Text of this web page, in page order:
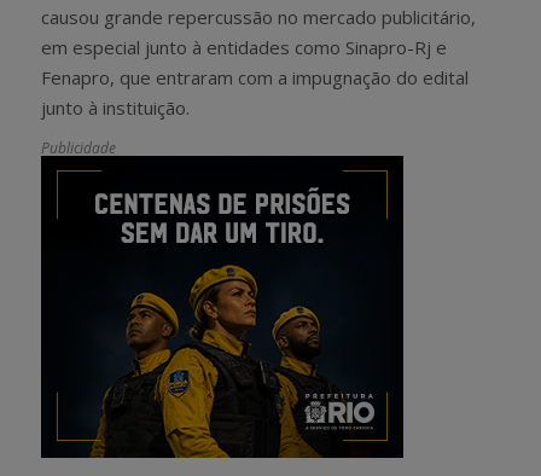
causou grande repercussão no mercado publicitário,
em especial junto à entidades como Sinapro-Rj e
Fenapro, que entraram com a impugnação do edital
junto à instituição.
Publicidade